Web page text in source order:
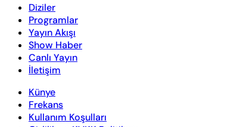
Diziler
Programlar
Yayın Akışı
Show Haber
Canlı Yayın
İletişim
Künye
Frekans
Kullanım Koşulları